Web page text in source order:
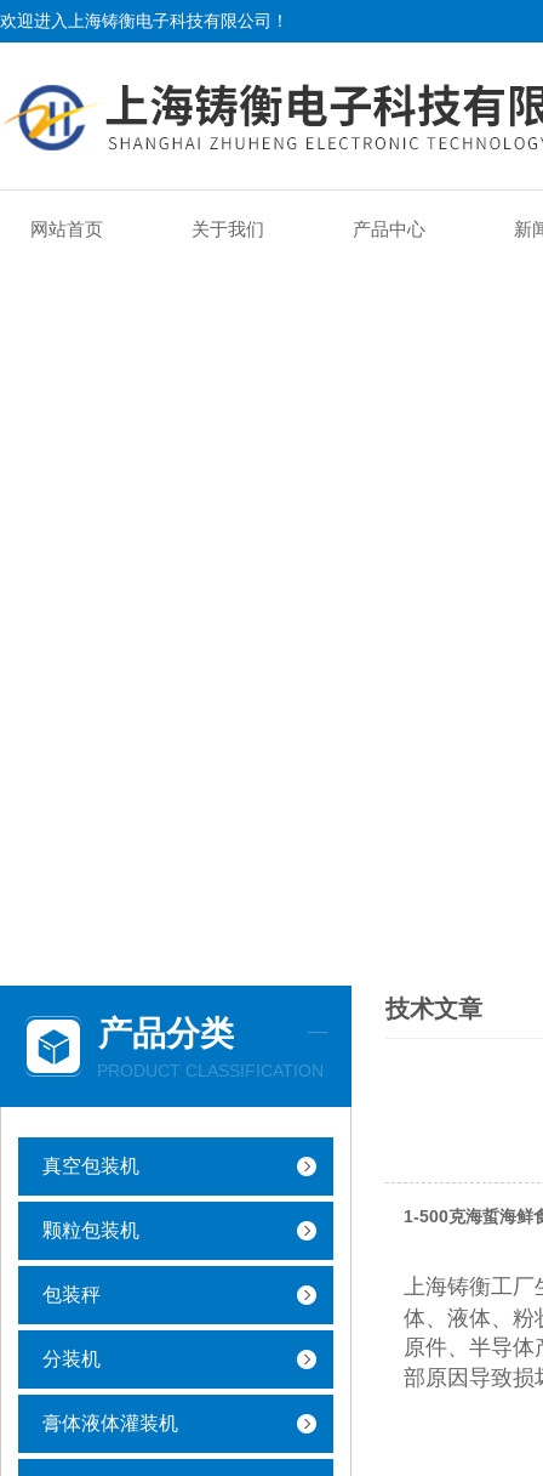
欢迎进入上海铸衡电子科技有限公司！
网站首页 关于我们 产品中心 新
产品分类
PRODUCT CLASSIFICATION
真空包装机
颗粒包装机
包装秤
分装机
膏体液体灌装机
技术文章
1-500克海蜇海鲜
上海铸衡工厂
体、液体、粉
原件、半导
部原因导致损